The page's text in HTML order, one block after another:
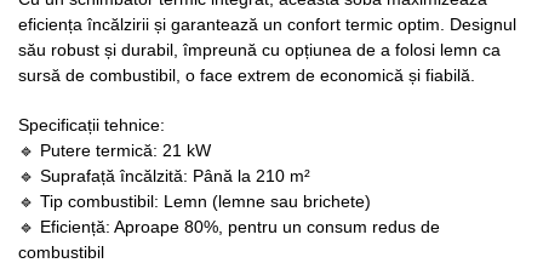
eficiența încălzirii și garantează un confort termic optim. Designul
său robust și durabil, împreună cu opțiunea de a folosi lemn ca
sursă de combustibil, o face extrem de economică și fiabilă.
Specificații tehnice:
🔹 Putere termică: 21 kW
🔹 Suprafață încălzită: Până la 210 m²
🔹 Tip combustibil: Lemn (lemne sau brichete)
🔹 Eficiență: Aproape 80%, pentru un consum redus de
combustibil